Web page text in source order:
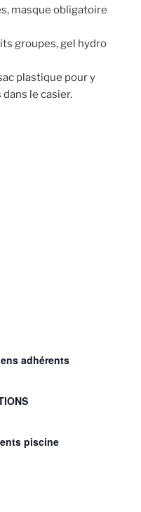
masque obligatoire
groupes, gel hydro
plastique pour y
le casier.
adhérents
piscine